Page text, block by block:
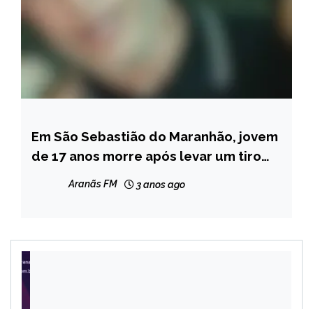
MINAS
GERAIS
NOTÍCIAS
Em São Sebastião do Maranhão, jovem
de 17 anos morre após levar um tiro
Aranãs FM 3 anos ago